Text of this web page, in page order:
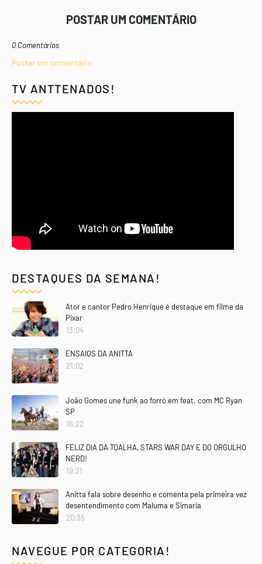
POSTAR UM COMENTÁRIO
0 Comentários
Postar um comentário
TV ANTTENADOS!
DESTAQUES DA SEMANA!
Ator e cantor Pedro Henrique é destaque em filme da
Pixar
13:04
ENSAIOS DA ANITTA
21:02
João Gomes une funk ao forró em feat. com MC Ryan
SP
16:22
FELIZ DIA DA TOALHA, STARS WAR DAY E DO ORGULHO
NERD!
19:21
Anitta fala sobre desenho e comenta pela primeira vez
desentendimento com Maluma e Simaria
20:35
NAVEGUE POR CATEGORIA!